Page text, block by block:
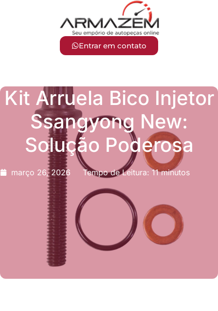
Entrar em contato
Kit Arruela Bico Injetor
Ssangyong New:
Solução Poderosa
março 26, 2026 Tempo de Leitura: 11 minutos